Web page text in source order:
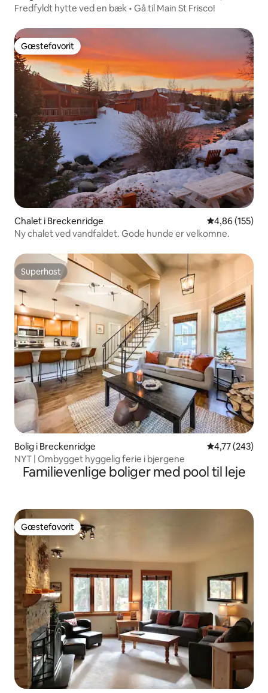
Fredfyldt hytte ved en bæk • Gå til Main St Frisco!
Gæstefavorit
Gæstefavorit
Chalet i Breckenridge 4,86 ud af 5 i
4,86 (155)
Ny chalet ved vandfaldet. Gode hunde er velkomne.
Superhost
Superhost
Bolig i Breckenridge 4,77 ud af 5 i
4,77 (243)
NYT | Ombygget hyggelig ferie i bjergene
Familievenlige boliger med pool til leje
Gæstefavorit
Gæstefavorit